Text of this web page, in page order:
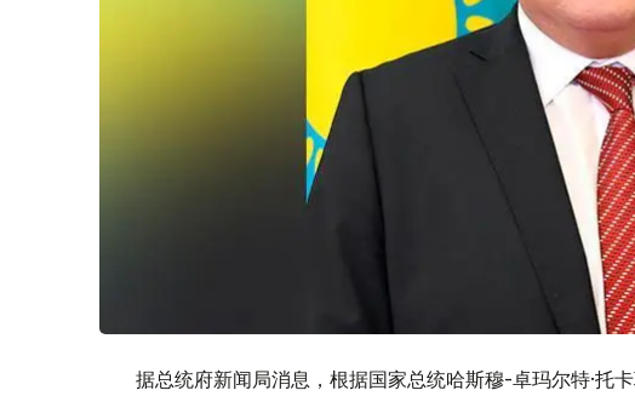
据总统府新闻局消息，根据国家总统哈斯穆-卓玛尔特·托